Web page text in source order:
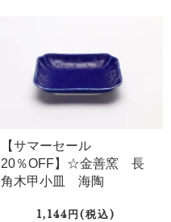
【サマーセール
20％OFF】☆金善窯 長
角木甲小皿 海陶
1,144円(税込)